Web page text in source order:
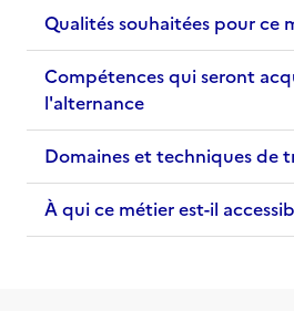
Qualités souhaitées pour ce
Compétences qui seront
l'alternance
Domaines et techniques de
À qui ce métier est-il